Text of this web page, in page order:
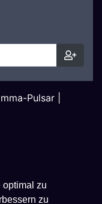
optimal zu
zu
Pulsar